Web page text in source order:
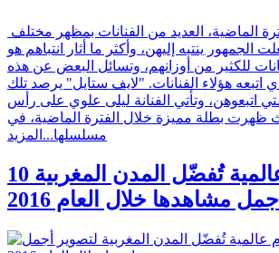
الجمهور ينتبه إليهن، وأكثر ما أثار انتباهم هو
للكثير من أوزانهم، وتسائل البعض عن هذه
اتبعه هؤلاء الفنانات. "لايف ستايل" يرصد تلك
اتبعوهن، وتأتي الفنانة ليلى علوي على رأس
ظهرت بطلة مميزة خلال الفترة الماضية، في
مسلسلها... المزيد
10 أفلام عالمية تُفضّل المدن المغربية
مشاهدها خلال العام 2016